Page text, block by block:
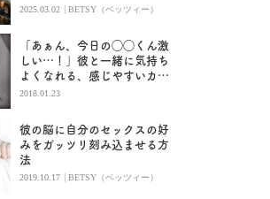
2025.03.02 | BETSY（ベッツィー）
「あぁん、今日の◯◯くん激
しい…！」彼と一緒に気持ち
よくなれる、感じやすいカラ
ダ作りとは？
2018.01.23
彼の脳に自分のセックスの好
みをガッツリ刻み込ませる方
法
2019.10.17 | BETSY（ベッツィー）